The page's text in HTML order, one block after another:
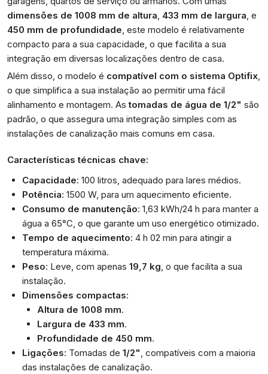
dimensões de 1008 mm de altura, 433 mm de largura, e
450 mm de profundidade, este modelo é relativamente
compacto para a sua capacidade, o que facilita a sua
integração em diversas localizações dentro de casa.
Além disso, o modelo é compatível com o sistema Optifix,
o que simplifica a sua instalação ao permitir uma fácil
alinhamento e montagem. Astomadas de água de 1/2" são
padrão, o que assegura uma integração simples com as
instalações de canalização mais comuns em casa.
Características técnicas chave:
Capacidade: 100 litros, adequado para lares médios.
Potência: 1500 W, para um aquecimento eficiente.
Consumo de manutenção: 1,63 kWh/24 h para manter a
água a 65°C, o que garante um uso energético otimizado.
Tempo de aquecimento: 4 h 02 min para atingir a
temperatura máxima.
Peso: Leve, com apenas 19,7 kg, o que facilita a sua
instalação.
Dimensões compactas:
Altura de 1008 mm.
Largura de 433 mm.
Profundidade de 450 mm.
Ligações: Tomadas de 1/2", compatíveis com a maioria
das instalações de canalização.